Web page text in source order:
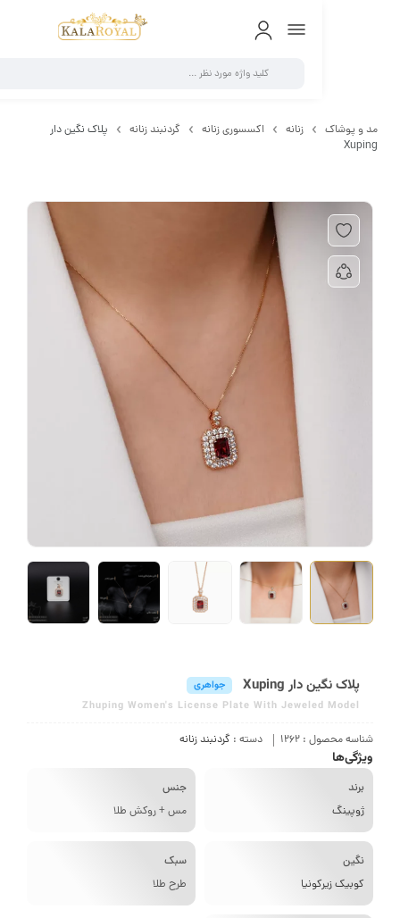
پوشاک زنانه اکسسوری زنانه گردنبند زنانه
پلاک نگین دار
پلاک نگین دار Xuping
جواهری
Zhuping Women's License Plate With Jeweled Model
محصول :1262 دسته : گردنبند زنانه
مس + روکش طلا
زیرکونیا